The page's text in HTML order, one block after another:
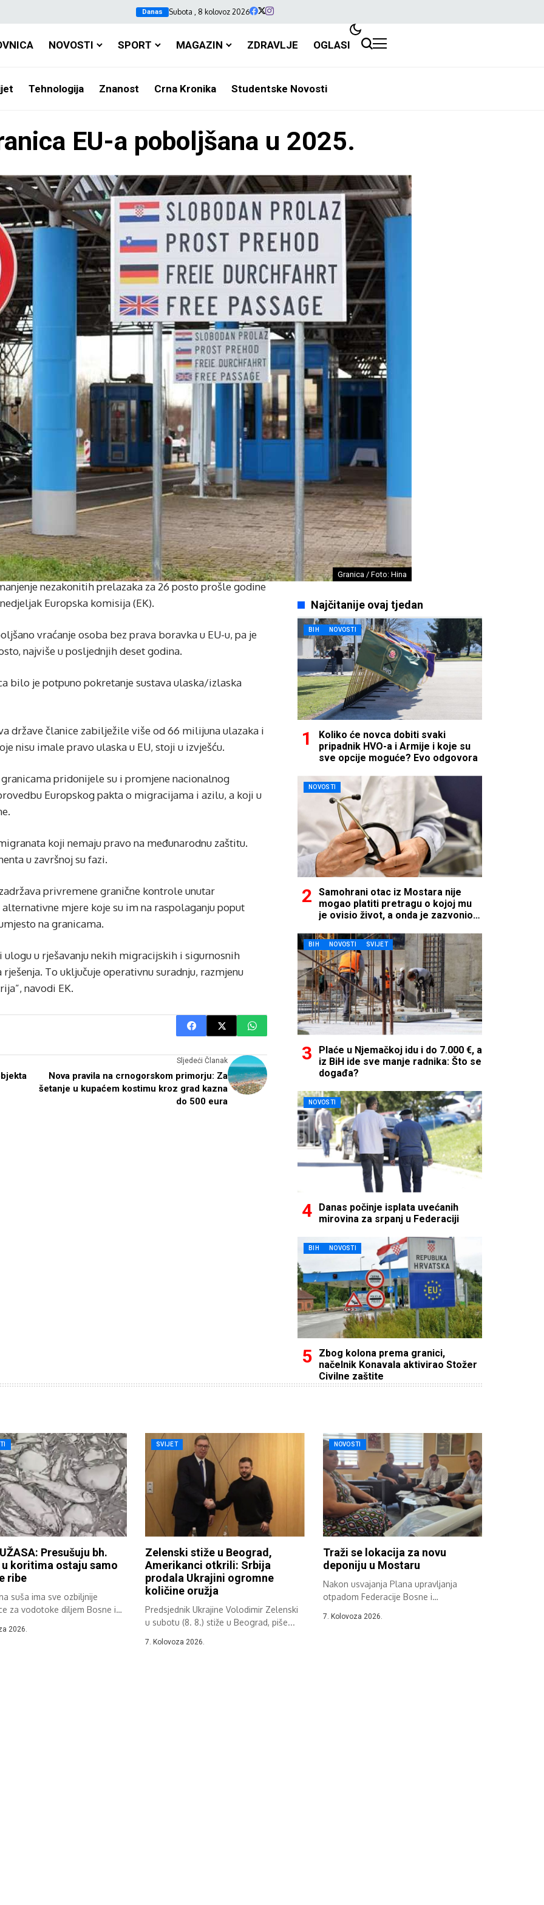
Danas Subota , 8 kolovoz 2026
NOVOSTI SPORT MAGAZIN ZDRAVLJE OGLASI
Tehnologija Znanost Crna Kronika Studentske Novosti
EU-a poboljšana u 2025.
Granica / Foto: Hina
nezakonitih prelazaka za 26 posto prošle godine
Europska komisija (EK).
vraćanje osoba bez prava boravka u EU-u, pa je
najviše u posljednjih deset godina.
bilo je potpuno pokretanje sustava ulaska/izlaska
države članice zabilježile više od 66 milijuna ulazaka i
nisu imale pravo ulaska u EU, stoji u izvješću.
pridonijele su i promjene nacionalnog
Europskog pakta o migracijama i azilu, a koji u
koji nemaju pravo na međunarodnu zaštitu.
u završnoj su fazi.
privremene granične kontrole unutar
mjere koje su im na raspolaganju poput
na granicama.
u rješavanju nekih migracijskih i sigurnosnih
To uključuje operativnu suradnju, razmjenu
navodi EK.
Sljedeći Članak
Nova pravila na crnogorskom primorju: Za
šetanje u kupaćem kostimu kroz grad kazna
do 500 eura
Najčitanije ovaj tjedan
BIH NOVOSTI
Koliko će novca dobiti svaki
pripadnik HVO-a i Armije i koje su
sve opcije moguće? Evo odgovora
NOVOSTI
Samohrani otac iz Mostara nije
mogao platiti pretragu o kojoj mu
je ovisio život, a onda je zazvonio
BIH NOVOSTI SVIJET
Plaće u Njemačkoj idu i do 7.000 €, a
iz BiH ide sve manje radnika: Što se
događa?
NOVOSTI
Danas počinje isplata uvećanih
mirovina za srpanj u Federaciji
BIH NOVOSTI
Zbog kolona prema granici,
načelnik Konavala aktivirao Stožer
Civilne zaštite
Presušuju bh.
koritima ostaju samo
ribe
suša ima sve ozbiljnije
za vodotoke diljem Bosne i
2026.
SVIJET
Zelenski stiže u Beograd,
Amerikanci otkrili: Srbija
prodala Ukrajini ogromne
količine oružja
Predsjednik Ukrajine Volodimir Zelenski
u subotu (8. 8.) stiže u Beograd, piše...
7. Kolovoza 2026.
NOVOSTI
Traži se lokacija za novu
deponiju u Mostaru
Nakon usvajanja Plana upravljanja
otpadom Federacije Bosne i
7. Kolovoza 2026.